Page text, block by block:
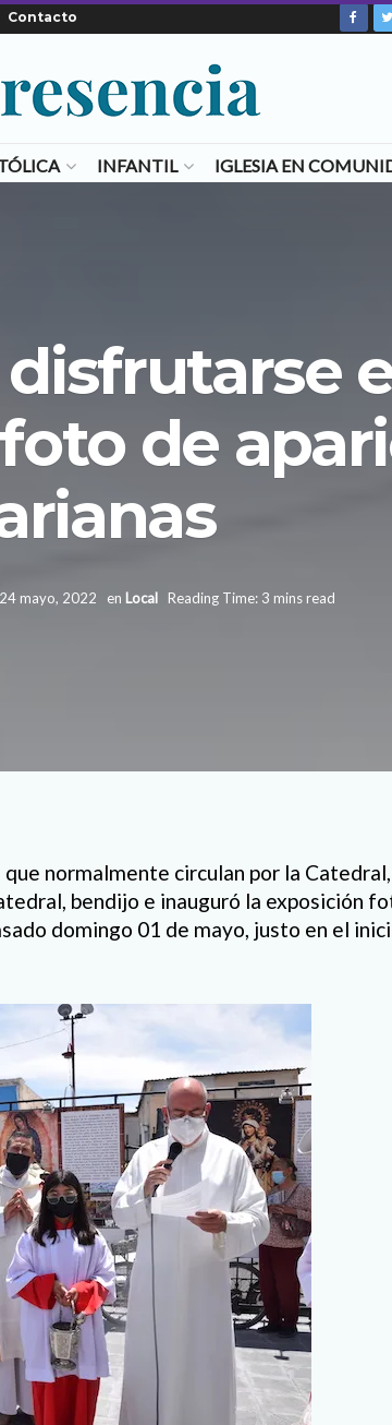
Contacto
INFANTIL IGLESIA EN
de
24 mayo, 2022 en Local Reading Time: 3 mins read
normalmente circulan por la
bendijo e inauguró la exposición
domingo 01 de mayo, justo en el